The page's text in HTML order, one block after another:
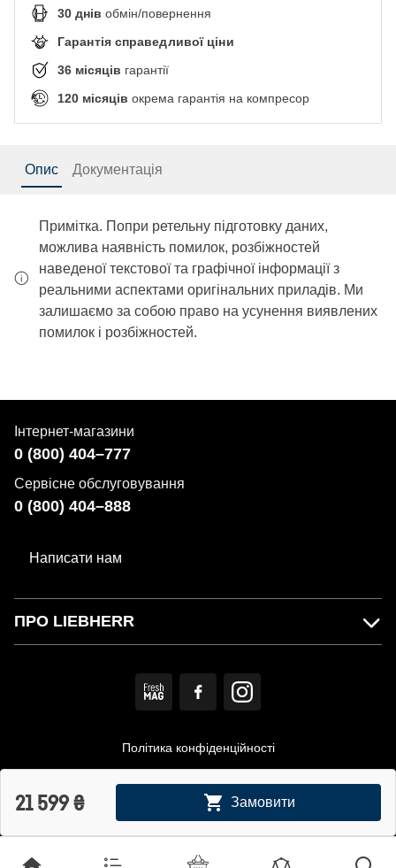
21 599₴ Замовити
30 днів обмін/повернення
Гарантія справедливої ціни
36 місяців гарантії
120 місяців окрема гарантія на компресор
Опис Документація
Примітка. Попри ретельну підготовку даних,
можлива наявність помилок, розбіжностей
наведеної текстової та графічної інформації з
реальними аспектами оригінальних приладів. Ми
залишаємо за собою право на усунення виявлених
помилок і розбіжностей.
Інтернет-магазини
0 (800) 404–777
Сервісне обслуговування
0 (800) 404–888
Написати нам
ПРО LIEBHERR
© MIRS. Офіційний дистриб'ютор LIEBHERR в Україні.
Політика конфіденційності